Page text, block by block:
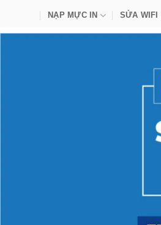
NẠP MỰC IN SỬA WIFI